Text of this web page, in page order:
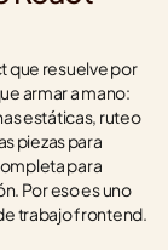
que resuelve por
armar a mano:
estáticas, ruteo
piezas para
para
Por eso es uno
trabajo frontend.